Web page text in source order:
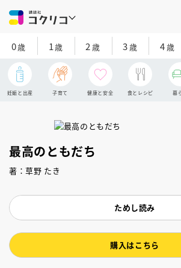
0歳 1歳 2 歳 3歳 4歳
妊娠と出産 子育て 健康と安全 食とレシピ 暮
最高のともだち
著：草野 たき
ためし読み
購入はこちら